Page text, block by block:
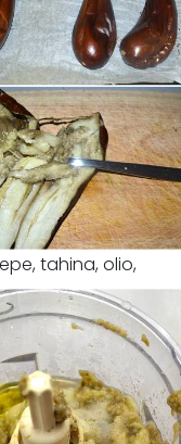
tahina, olio,